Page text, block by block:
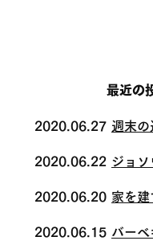
最近の
2020.06.27 週末
2020.06.22 ジョソ
2020.06.20 家を
2020.06.15 バー